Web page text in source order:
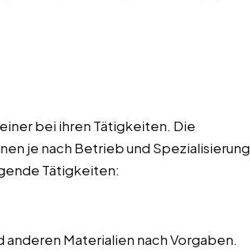
bei ihren Tätigkeiten. Die
je nach Betrieb und Spezialisierung
Tätigkeiten:
Materialien nach Vorgaben.